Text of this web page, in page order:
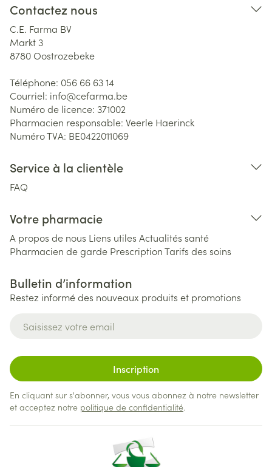
Contactez nous
C.E. Farma BV
Markt 3
8780Oostrozebeke
Téléphone: 056 66 63 14
Courriel: info@cefarma.be
Numéro de licence: 371002
Pharmacien responsable: Veerle Haerinck
Numéro TVA: BE0422011069
Service à la clientèle
FAQ
Votre pharmacie
A propos de nous Liens utiles Actualités santé
Pharmacien de garde PrescriptionTarifs des soins
Bulletin d’information
Restez informé des nouveaux produits et promotions
Inscription
En cliquant sur s'abonner, vous vous abonnez à notre newsletter
et acceptez notre politique de confidentialité.